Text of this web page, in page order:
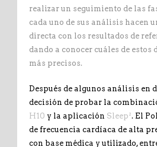
realizar un seguimiento de las
cada uno de sus análisis hacen
directa con los resultados de
dando a conocer cuáles de
más precisos.
Después de algunos análisis en
decisión de probar la
H10 y la aplicación Sleep². El
de frecuencia cardíaca de alta
con base médica y utilizado,